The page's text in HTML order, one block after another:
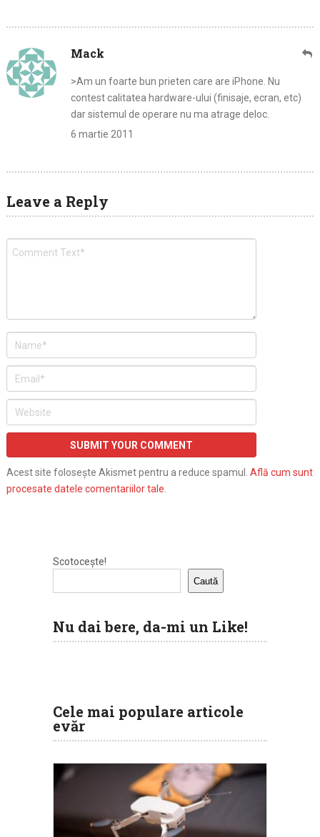
Mack
>Am un foarte bun prieten care are iPhone. Nu
contest calitatea hardware-ului (finisaje, ecran, etc)
dar sistemul de operare nu ma atrage deloc.
6 martie 2011
Leave a Reply
Acest site folosește Akismet pentru a reduce spamul. Află cum sunt
procesate datele comentariilor tale
Scotocește!
Caută
Nu dai bere, da-mi un Like!
Cele mai populare articole
evăr